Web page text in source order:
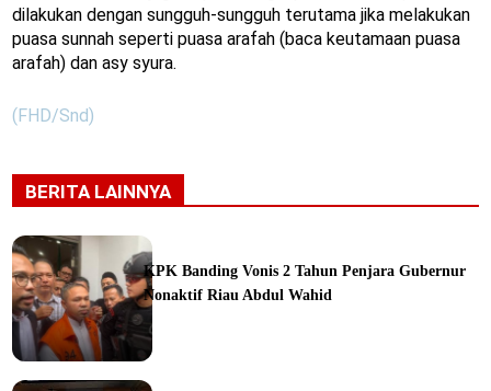
dilakukan dengan sungguh-sungguh terutama jika melakukan
puasa sunnah seperti puasa arafah (baca keutamaan puasa
arafah) dan asy syura.
(FHD/Snd)
BERITA LAINNYA
KPK Banding Vonis 2 Tahun Penjara Gubernur
Nonaktif Riau Abdul Wahid